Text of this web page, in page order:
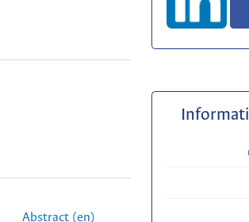
Abstract (en)